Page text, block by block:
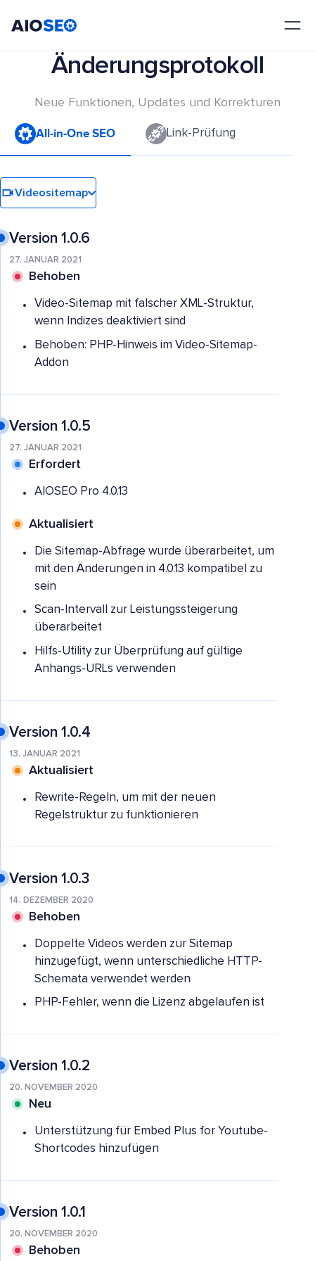
Änderungsprotokoll
Neue Funktionen, Updates und Korrekturen
All-in-One SEO Link-Prüfung
Videositemap
Version 1.0.6
27. JANUAR 2021
Behoben
Video-Sitemap mit falscher XML-Struktur,
wenn Indizes deaktiviert sind
Behoben: PHP-Hinweis im Video-Sitemap-
Addon
Version 1.0.5
27. JANUAR 2021
Erfordert
AIOSEO Pro 4.0.13
Aktualisiert
Die Sitemap-Abfrage wurde überarbeitet, um
mit den Änderungen in 4.0.13 kompatibel zu
sein
Scan-Intervall zur Leistungssteigerung
überarbeitet
Hilfs-Utility zur Überprüfung auf gültige
Anhangs-URLs verwenden
Version 1.0.4
13. JANUAR 2021
Aktualisiert
Rewrite-Regeln, um mit der neuen
Regelstruktur zu funktionieren
Version 1.0.3
14. DEZEMBER 2020
Behoben
Doppelte Videos werden zur Sitemap
hinzugefügt, wenn unterschiedliche HTTP-
Schemata verwendet werden
PHP-Fehler, wenn die Lizenz abgelaufen ist
Version 1.0.2
20. NOVEMBER 2020
Neu
Unterstützung für Embed Plus for Youtube-
Shortcodes hinzufügen
Version 1.0.1
20. NOVEMBER 2020
Behoben